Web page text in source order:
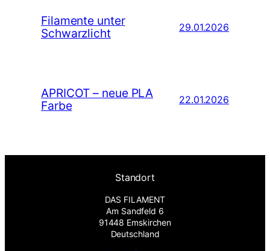
Filamente unter
Schwarzlicht
29.01.2026
APRICOT – neue PLA
Farbe
22.01.2026
Standort
DAS FILAMENT
Am Sandfeld 6
91448 Emskirchen
Deutschland